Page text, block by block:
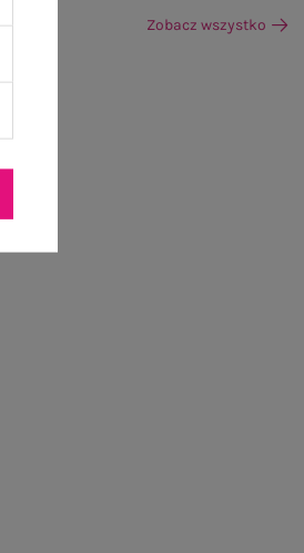
Zobacz wszystko